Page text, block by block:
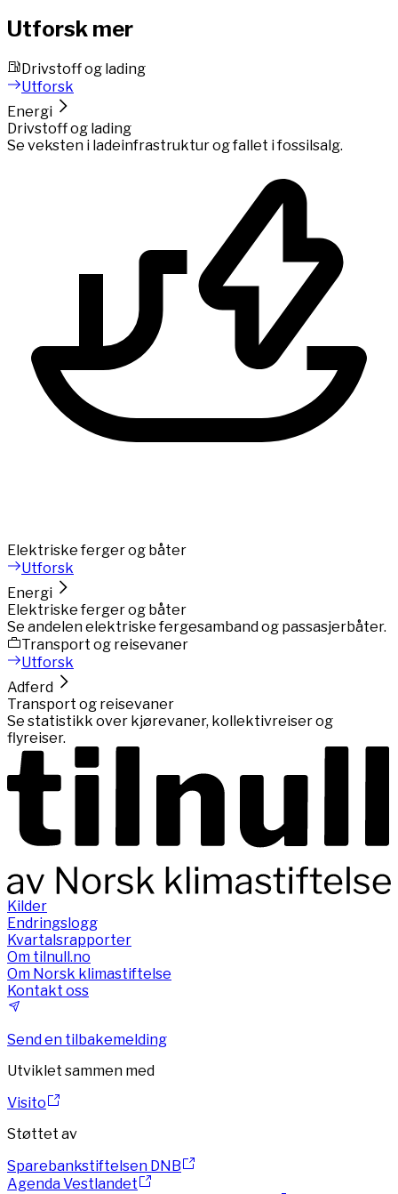
Utforsk mer
Drivstoff og lading
Utforsk
Energi
Drivstoff og lading
Se veksten i ladeinfrastruktur og fallet i fossilsalg.
Elektriske ferger og båter
Utforsk
Energi
Elektriske ferger og båter
Se andelen elektriske fergesamband og passasjerbåter.
Transport og reisevaner
Utforsk
Adferd
Transport og reisevaner
Se statistikk over kjørevaner, kollektivreiser og
flyreiser.
Kilder
Endringslogg
Kvartalsrapporter
Om tilnull.no
Om Norsk klimastiftelse
Kontakt oss
Send en tilbakemelding
Utviklet sammen med
Visito
Støttet av
Sparebankstiftelsen DNB
Agenda Vestlandet